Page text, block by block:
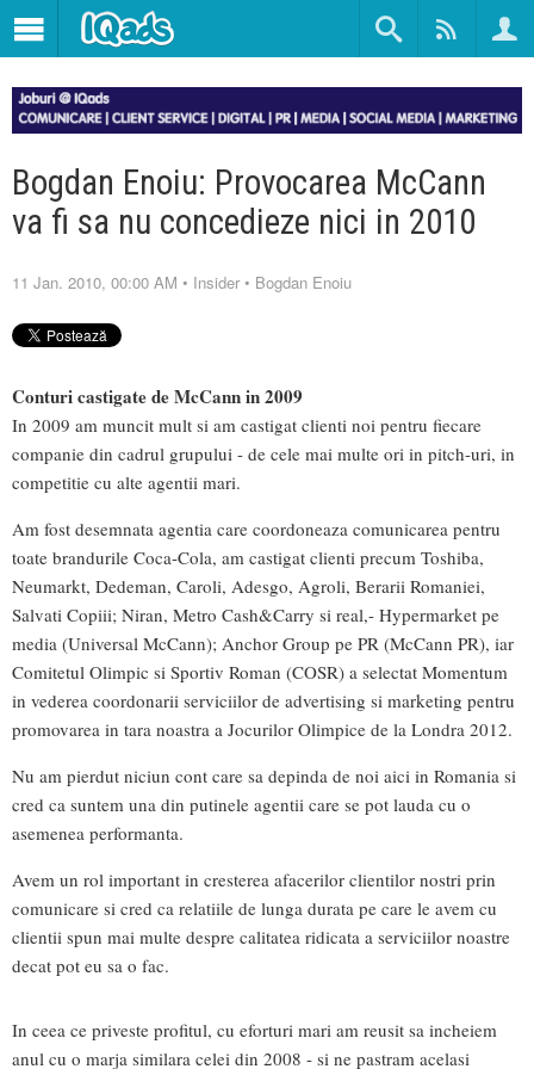
Bogdan Enoiu: Provocarea McCann
va fi sa nu concedieze nici in 2010
11 Jan. 2010, 00:00 AM • Insider • Bogdan Enoiu
Conturi castigate de McCann in 2009
In 2009 am muncit mult si am castigat clienti noi pentru fiecare
companie din cadrul grupului - de cele mai multe ori in pitch-uri, in
competitie cu alte agentii mari.
Am fost desemnata agentia care coordoneaza comunicarea pentru
toate brandurile Coca-Cola, am castigat clienti precum Toshiba,
Neumarkt, Dedeman, Caroli, Adesgo, Agroli, Berarii Romaniei,
Salvati Copiii; Niran, Metro Cash&Carry si real,- Hypermarket pe
media (Universal McCann); Anchor Group pe PR (McCann PR), iar
Comitetul Olimpic si Sportiv Roman (COSR) a selectat Momentum
in vederea coordonarii serviciilor de advertising si marketing pentru
promovarea in tara noastra a Jocurilor Olimpice de la Londra 2012.
Nu am pierdut niciun cont care sa depinda de noi aici in Romania si
cred ca suntem una din putinele agentii care se pot lauda cu o
asemenea performanta.
Avem un rol important in cresterea afacerilor clientilor nostri prin
comunicare si cred ca relatiile de lunga durata pe care le avem cu
clientii spun mai multe despre calitatea ridicata a serviciilor noastre
decat pot eu sa o fac.
In ceea ce priveste profitul, cu eforturi mari am reusit sa incheiem
anul cu o marja similara celei din 2008 - si ne pastram acelasi